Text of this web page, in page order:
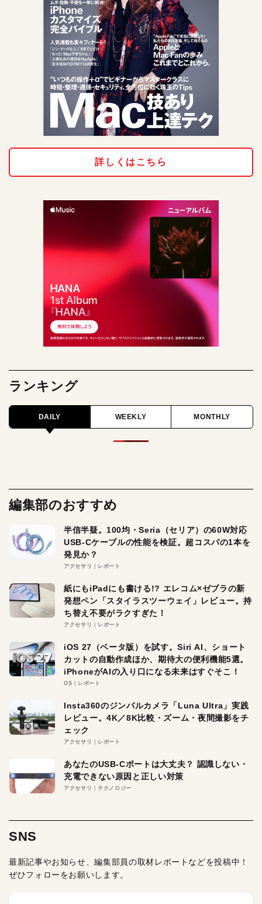
詳しくはこちら
ランキング
DAILY WEEKLY MONTHLY
編集部のおすすめ
半信半疑。100均・Seria（セリア）の60W対応
USB-Cケーブルの性能を検証。超コスパの1本を
発見か？
アクセサリ レポート
紙にもiPadにも書ける!? エレコム×ゼブラの新
発想ペン「スタイラスツーウェイ」レビュー。持
ち替え不要がラクすぎた！
アクセサリ レポート
iOS 27（ベータ版）を試す。Siri AI、ショート
カットの自動作成ほか、期待大の便利機能5選。
iPhoneがAIの入り口になる未来はすぐそこ！
OS レポート
Insta360のジンバルカメラ「Luna Ultra」実践
レビュー。4K／8K比較・ズーム・夜間撮影をチ
ェック
アクセサリ レポート
あなたのUSB-Cポートは大丈夫？ 認識しない・
充電できない原因と正しい対策
アクセサリ テクノロジー
SNS
最新記事やお知らせ、編集部員の取材レポートなどを投稿中！
ぜひフォローをお願いします。